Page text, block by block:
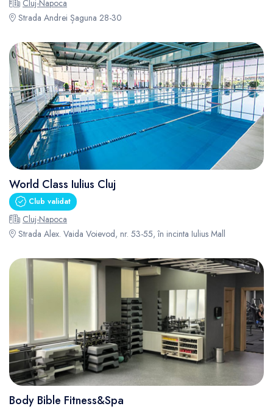
Cluj-Napoca
Strada Andrei Șaguna 28-30
World Class Iulius Cluj
Club validat
Cluj-Napoca
Strada Alex. Vaida Voievod, nr. 53-55, în incinta Iulius Mall
Body Bible Fitness&Spa